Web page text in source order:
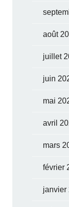
août
juillet
juin
mai
avril
mars
février
janvier